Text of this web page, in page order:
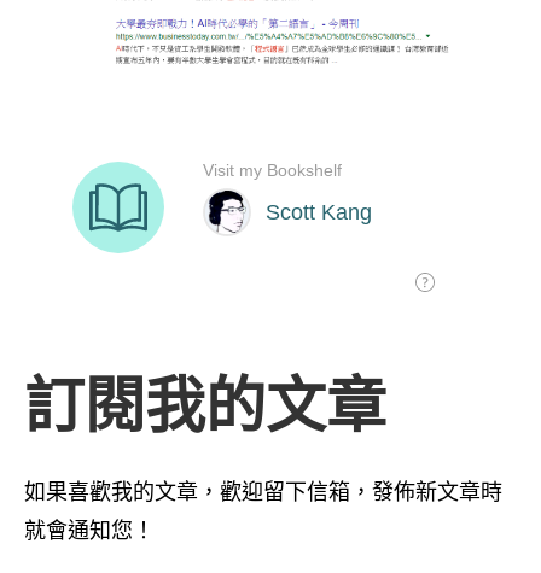
訂閱我的文章
如果喜歡我的文章，歡迎留下信箱，發佈新文章時
就會通知您！